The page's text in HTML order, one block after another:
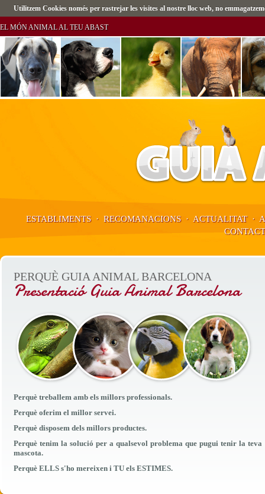
Utilitzem Cookies només per rastrejar les visites al nostre lloc web, no
EL MÓN ANIMAL AL TEU ABAST
ESTABLIMENTS· RECOMANACIONS· ACTUALITAT·
PERQUÈ GUIA ANIMAL BARCELONA
Presentació Guia Animal Barcelona
Perquè treballem amb els millors professionals.
Perquè oferim el millor servei.
Perquè disposem dels millors productes.
Perquè tenim la solució per a qualsevol problema que pugui tenir la teva
mascota.
Perquè ELLS s'ho mereixen i TU els ESTIMES.